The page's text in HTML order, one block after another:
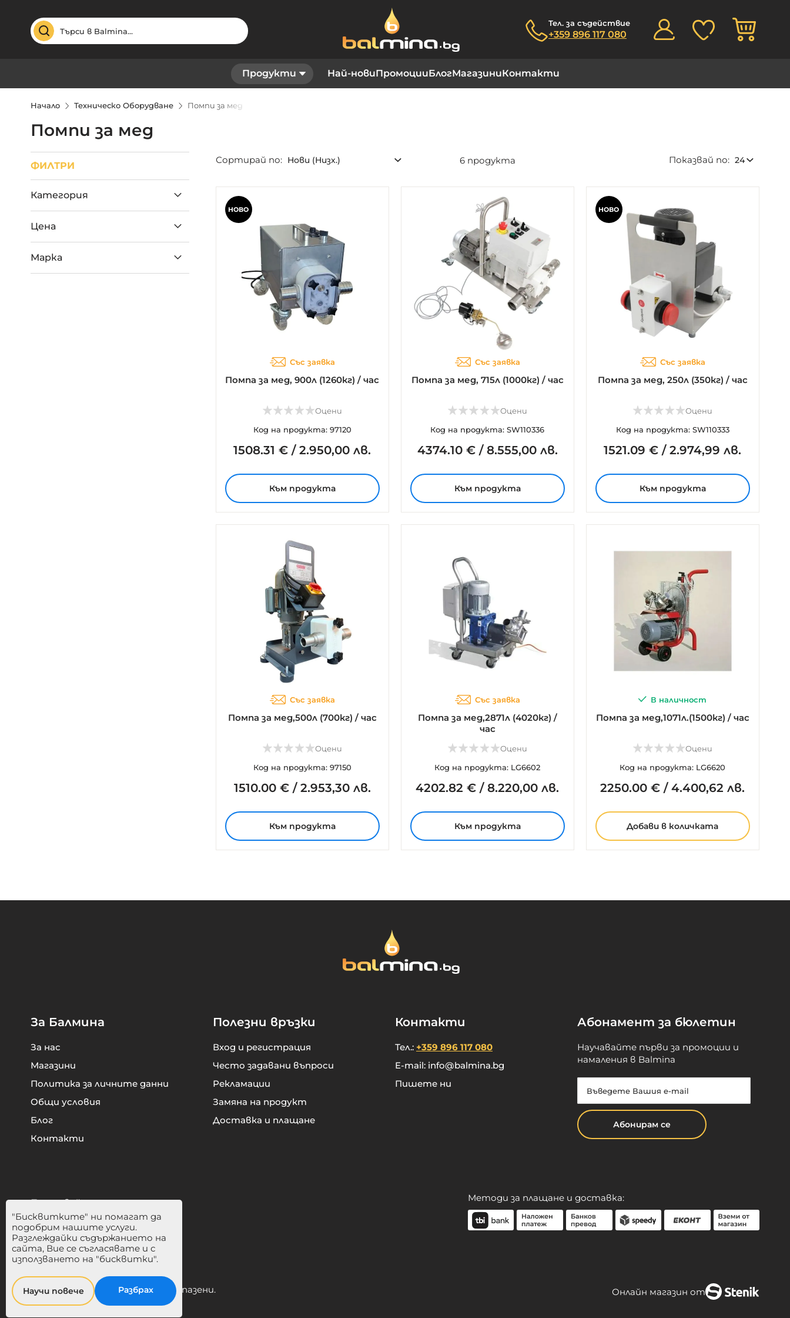
Търсене
Тел. за съдействие
+359 896 117 080
Продукти Най-новиПромоцииБлогМагазиниКонтакти
Начало Техническо Оборудване Помпи за мед
Помпи за мед
Сортирай по 6продукта Показвай по
НОВО
Със заявка
Помпа за мед, 900л (1260кг) / час
Оцени
Код на продукта: 97120
1508.31 € /2.950,00 лв.
Към продукта
Със заявка
Помпа за мед, 715л (1000кг) / час
Оцени
Код на продукта: SW110336
4374.10 €/ 8.555,00 лв.
Към продукта
НОВО
Със заявка
Помпа за мед, 250л (350кг) / час
Оцени
Код на продукта: SW110333
1521.09 € /2.974,99 лв.
Към продукта
Със заявка
Помпа за мед,500л (700кг) / час
Оцени
Код на продукта: 97150
1510.00 €/ 2.953,30 лв.
Към продукта
Със заявка
Помпа за мед,2871л (4020кг) /
час
Оцени
Код на продукта: LG6602
4202.82 € /8.220,00 лв.
Към продукта
В наличност
Помпа за мед,1071л.(1500кг) / час
Оцени
Код на продукта: LG6620
2250.00 € /4.400,62 лв.
Добави в количката
ФИЛТРИ
Категория
Цена
Марка
За Балмина
За нас
Магазини
Политика за личните данни
Общи условия
Блог
Контакти
Полезни връзки
Вход и регистрация
Често задавани въпроси
Рекламации
Замяна на продукт
Доставка и плащане
Контакти
Тел.: +359 896 117 080
E-mail: info@balmina.bg
Пишете ни
Абонамент за бюлетин
Научавайте първи за промоции и
намаления в Balmina
Абонирам се
Последвайте ни: Методи за плащане и доставка:
© 2024 Balmina. Всички права запазени. Онлайн магазин от
"Бисквитките" ни помагат да
подобрим нашите услуги.
Разглеждайки съдържанието на
сайта, Вие се съгласявате и с
използването на "бисквитки".
Научи повече Разбрах